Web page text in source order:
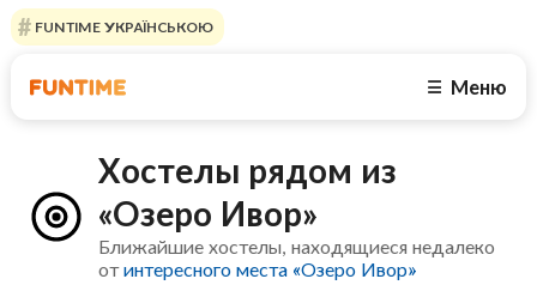
FUNTIME УКРАЇНСЬКОЮ
☰ Меню
Хостелы рядом из
«Озеро Ивор»
Ближайшие хостелы, находящиеся недалеко
отинтересного места «Озеро Ивор»